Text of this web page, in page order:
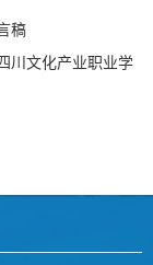
稿
川文化产业职业学